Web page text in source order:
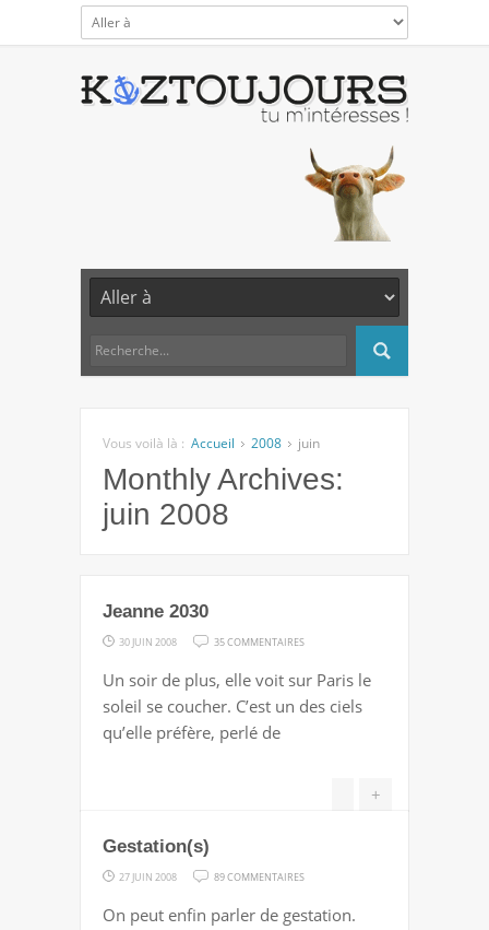
Vous voilà là : Accueil 2008 juin
Monthly Archives:
juin 2008
Jeanne 2030
30 JUIN 2008 35 COMMENTAIRES
2030
Un soir de plus, elle voit sur Paris le
soleil se coucher. C’est un des ciels
qu’elle préfère, perlé de
+
Gestation(s)
27 JUIN 2008 89 COMMENTAIRES
On peut enfin parler de gestation.